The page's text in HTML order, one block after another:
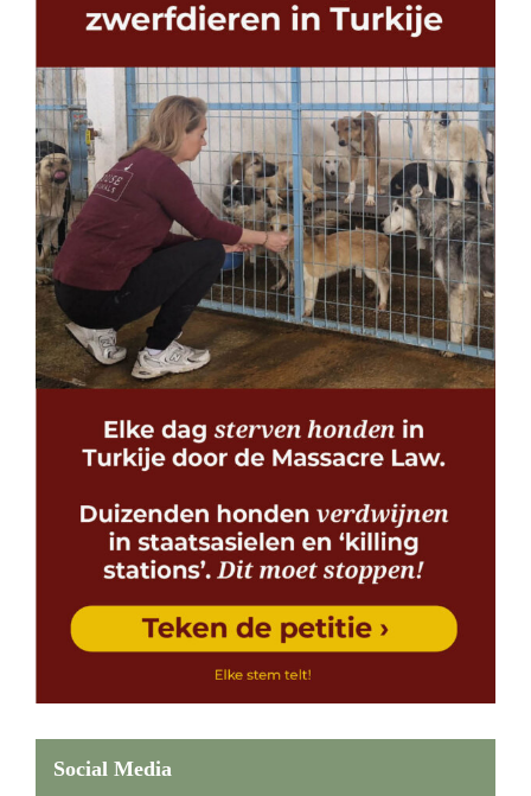
Social Media